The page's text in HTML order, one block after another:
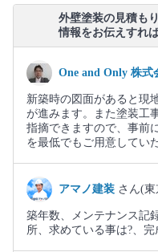
外壁塗装の見積も
情報をお伝えすれ
One and Only 株式
新築時の図面があると現
が進みます。また塗装工
指摘できますので、事前
を最低でもご用意してい
アマノ建装 さん(
築年数、メンテナンス記
所、求めている事は?、完